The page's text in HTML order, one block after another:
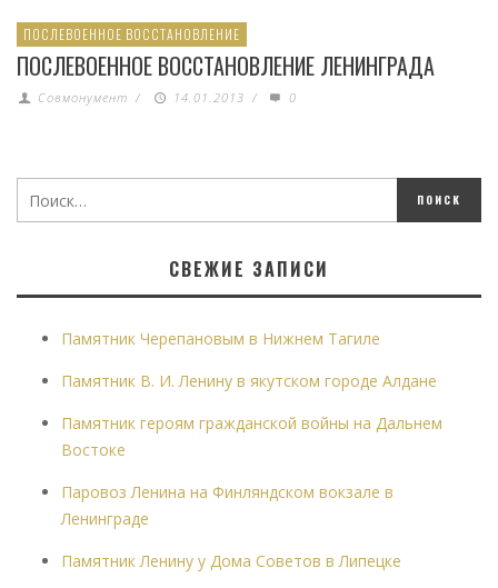
ПОСЛЕВОЕННОЕ ВОССТАНОВЛЕНИЕ
ПОСЛЕВОЕННОЕ ВОССТАНОВЛЕНИЕ ЛЕНИНГРАДА
Совмонумент / 14.01.2013 / 0
СВЕЖИЕ ЗАПИСИ
Памятник Черепановым в Нижнем Тагиле
Памятник В. И. Ленину в якутском городе Алдане
Памятник героям гражданской войны на Дальнем
Востоке
Паровоз Ленина на Финляндском вокзале в
Ленинграде
Памятник Ленину у Дома Советов в Липецке